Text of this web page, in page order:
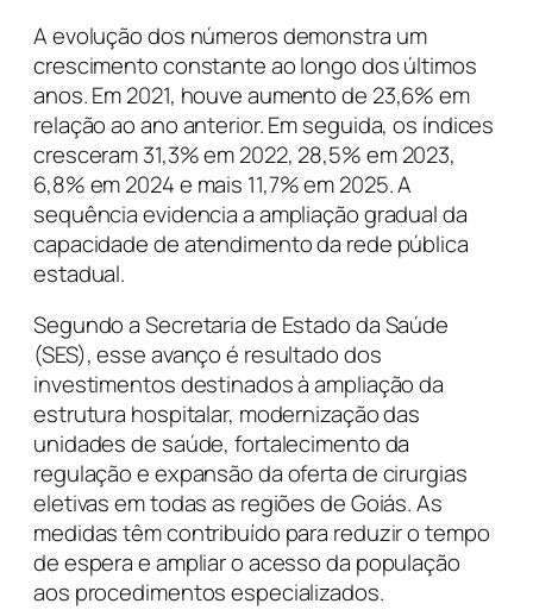
A evolução dos números demonstra um
crescimento constante ao longo dos últimos
anos. Em 2021, houve aumento de 23,6% em
relação ao ano anterior. Em seguida, os índices
cresceram 31,3% em 2022, 28,5% em 2023,
6,8% em 2024 e mais 11,7% em 2025. A
sequência evidencia a ampliação gradual da
capacidade de atendimento da rede pública
estadual.
Segundo a Secretaria de Estado da Saúde
(SES), esse avanço é resultado dos
investimentos destinados à ampliação da
estrutura hospitalar, modernização das
unidades de saúde, fortalecimento da
regulação e expansão da oferta de cirurgias
eletivas em todas as regiões de Goiás. As
medidas têm contribuído para reduzir o tempo
de espera e ampliar o acesso da população
aos procedimentos especializados.